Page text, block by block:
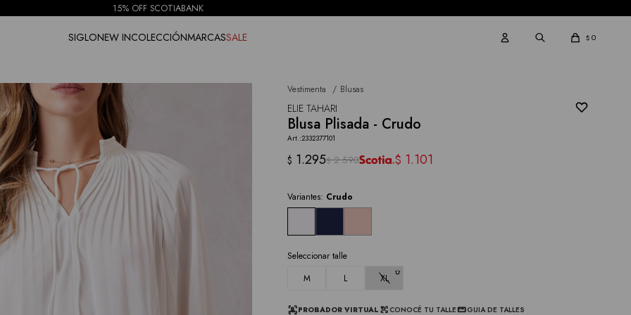
15% OFF SCOTIABANK
SIGLONEW INCOLECCIÓNMARCASSALE $ 0
Vestimenta Blusas
ELIE TAHARI
Blusa Plisada - Crudo
2332377101
$ 1.295$ 2.590 $ 1.101
Variantes: Crudo
Seleccionar talle
M
L XL
PROBADOR VIRTUAL CONOCÉ TU TALLE GUIA DE TALLES
NOTIFICARME